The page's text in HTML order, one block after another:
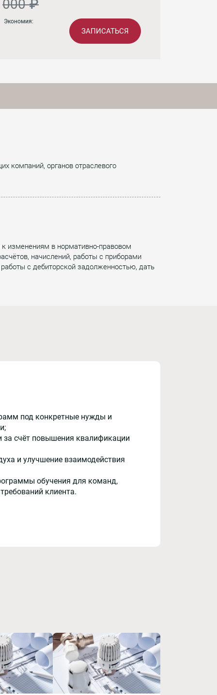
000 ₽
Экономия:
ЗАПИСАТЬСЯ
компаний, органов отраслевого
изменениям в нормативно-правовом
начислений, работы с приборами
с дебиторской задолженностью, дать
под конкретные нужды и
за счёт повышения квалификации
и улучшение взаимодействия
обучения для команд,
клиента.